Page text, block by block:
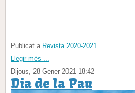
Publicat a Revista 2020-2021
Llegir més ...
Dijous, 28 Gener 2021 18:42
Dia de la Pau